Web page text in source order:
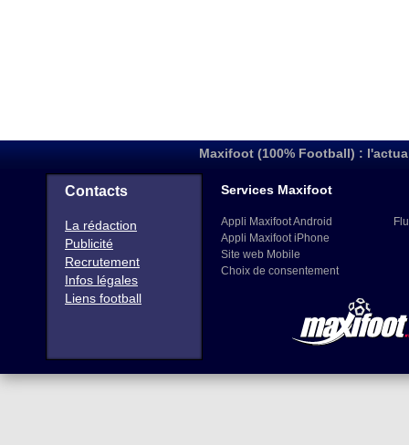
Maxifoot (100% Football) :
Contacts
La rédaction
Publicité
Recrutement
Infos légales
Liens football
Services Maxifoot
Appli Maxifoot Android
Appli Maxifoot iPhone
Site web Mobile
Choix de consentement